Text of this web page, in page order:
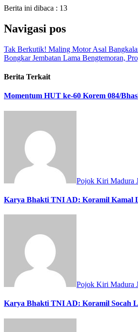
Berita ini dibaca : 13
Navigasi pos
Tak Berkutik! Maling Motor Asal
Bongkar Jembatan Lama Bengtemoran,
Berita Terkait
Momentum HUT ke-60 Korem 084/
Pojok Kiri Madura
Karya Bhakti TNI AD: Koramil Kamal
Pojok Kiri Madura
Karya Bhakti TNI AD: Koramil Socah